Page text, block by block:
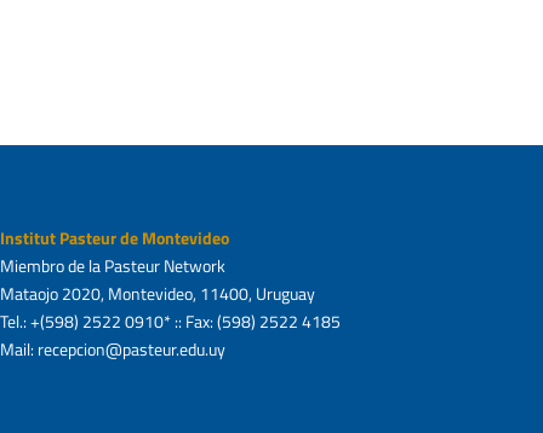
Institut Pasteur de Montevideo
Miembro de la Pasteur Network
Mataojo 2020, Montevideo, 11400, Uruguay
Tel.: +(598) 2522 0910* :: Fax: (598) 2522 4185
Mail: recepcion@pasteur.edu.uy